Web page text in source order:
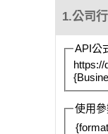
1.公司
API公
https://
使用